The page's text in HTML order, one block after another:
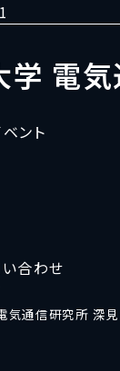
学 電
ント
合わせ
通信研究所 深見